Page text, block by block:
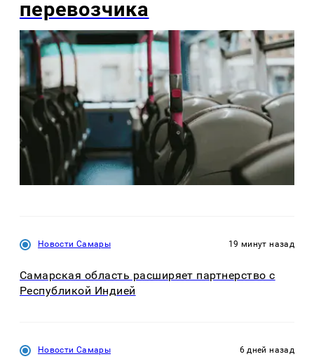
перевозчика
Новости Самары 19 минут назад
Самарская область расширяет партнерство с
Республикой Индией
Новости Самары 6 дней назад